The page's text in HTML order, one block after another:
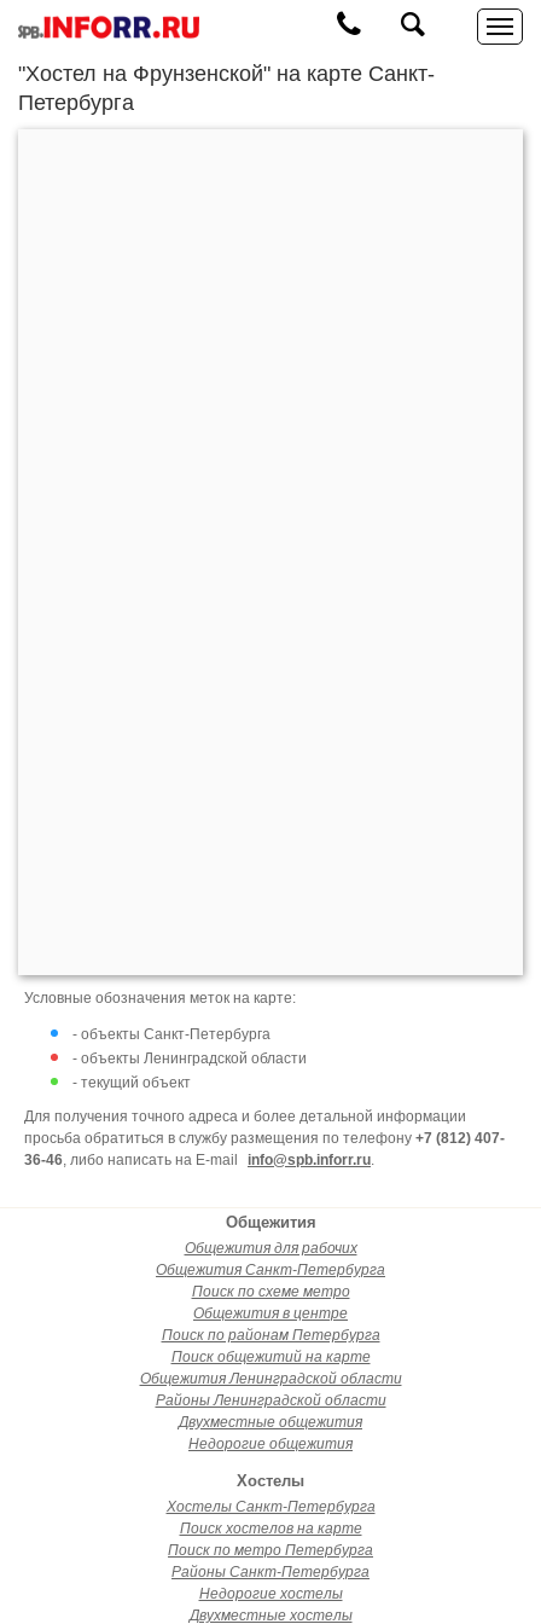
"Хостел на Фрунзенской" на карте Санкт-
Петербурга
Условные обозначения меток на карте:
- объекты Санкт-Петербурга
- объекты Ленинградской области
- текущий объект
Для получения точного адреса и более детальной информации
просьба обратиться в службу размещения по телефону +7 (812) 407-
36-46, либо написать на E-mail info@spb.inforr.ru.
Общежития
Общежития для рабочих
Общежития Санкт-Петербурга
Поиск по схеме метро
Общежития в центре
Поиск по районам Петербурга
Поиск общежитий на карте
Общежития Ленинградской области
Районы Ленинградской области
Двухместные общежития
Недорогие общежития
Хостелы
Хостелы Санкт-Петербурга
Поиск хостелов на карте
Поиск по метро Петербурга
Районы Санкт-Петербурга
Недорогие хостелы
Двухместные хостелы